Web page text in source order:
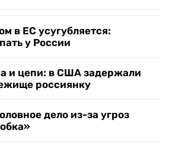
в ЕС усугубляется:
у России
и цепи: в США задержали
россиянку
дело из-за угроз